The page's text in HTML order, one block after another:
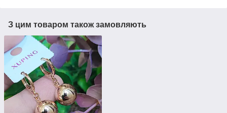
З цим товаром також замовляють